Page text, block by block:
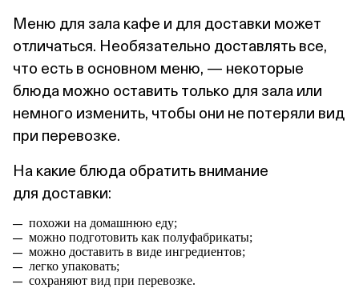
Меню для зала кафе и для доставки может
отличаться. Необязательно доставлять все,
что есть в основном меню, — некоторые
блюда можно оставить только для зала или
немного изменить, чтобы они не потеряли вид
при перевозке.
На какие блюда обратить внимание
для доставки:
похожи на домашнюю еду;
можно подготовить как полуфабрикаты;
можно доставить в виде ингредиентов;
легко упаковать;
сохраняют вид при перевозке.